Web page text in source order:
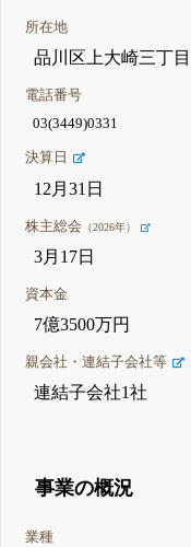
所在地
品川区上大崎三丁
電話番号
03(3449)0331
決算日
12月31日
株主総会 （2026年）
3月17日
資本金
7億3500万円
親会社・連結子会社等
連結子会社1社
事業の概況
業種